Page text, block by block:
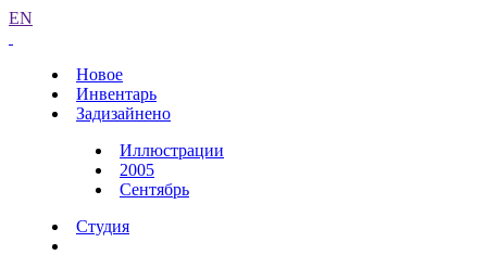
EN
Новое
Инвентарь
Задизайнено
Иллюстрации
2005
Сентябрь
Студия